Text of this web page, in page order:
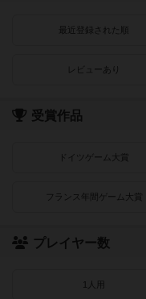
最近登録された順
レビューあり
受賞作品
ドイツゲーム大賞
フランス年間ゲーム大賞
プレイヤー数
1人用